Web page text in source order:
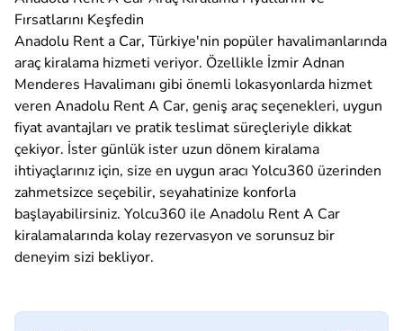
Fırsatlarını Keşfedin
Anadolu Rent a Car, Türkiye'nin popüler havalimanlarında
araç kiralama hizmeti veriyor. Özellikle İzmir Adnan
Menderes Havalimanı gibi önemli lokasyonlarda hizmet
veren Anadolu Rent A Car, geniş araç seçenekleri, uygun
fiyat avantajları ve pratik teslimat süreçleriyle dikkat
çekiyor. İster günlük ister uzun dönem kiralama
ihtiyaçlarınız için, size en uygun aracı Yolcu360 üzerinden
zahmetsizce seçebilir, seyahatinize konforla
başlayabilirsiniz. Yolcu360 ile Anadolu Rent A Car
kiralamalarında kolay rezervasyon ve sorunsuz bir
deneyim sizi bekliyor.